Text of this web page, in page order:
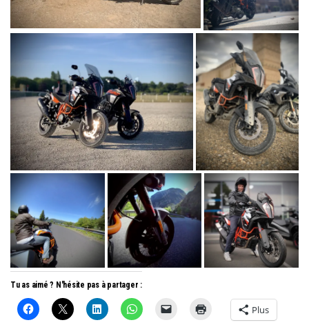
Tu as aimé ? N'hésite pas à partager :
Plus